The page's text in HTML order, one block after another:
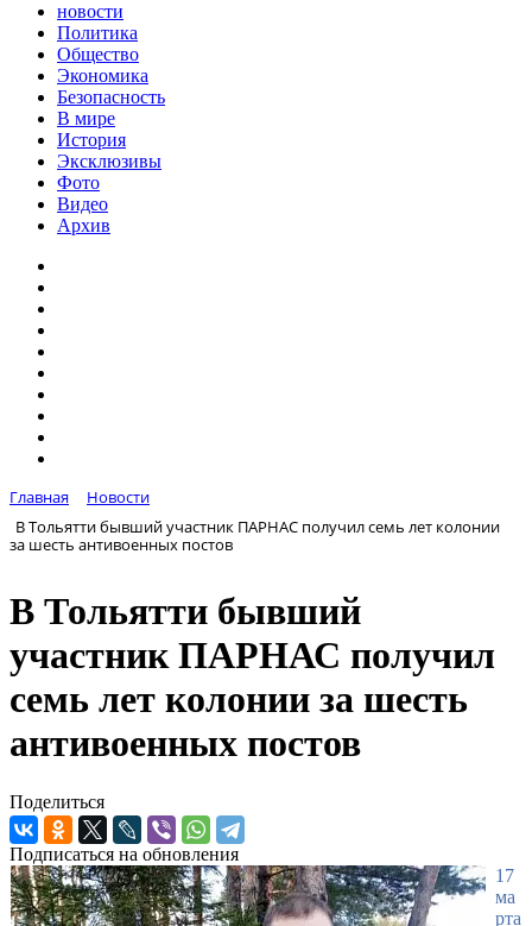
новости
Политика
Общество
Экономика
Безопасность
В мире
История
Эксклюзивы
Фото
Видео
Архив
Главная
Новости
В Тольятти бывший участник ПАРНАС получил семь лет колонии
за шесть антивоенных постов
В Тольятти бывший
участник ПАРНАС получил
семь лет колонии за шесть
антивоенных постов
Поделиться
Подписаться на обновления
17
ма
рта